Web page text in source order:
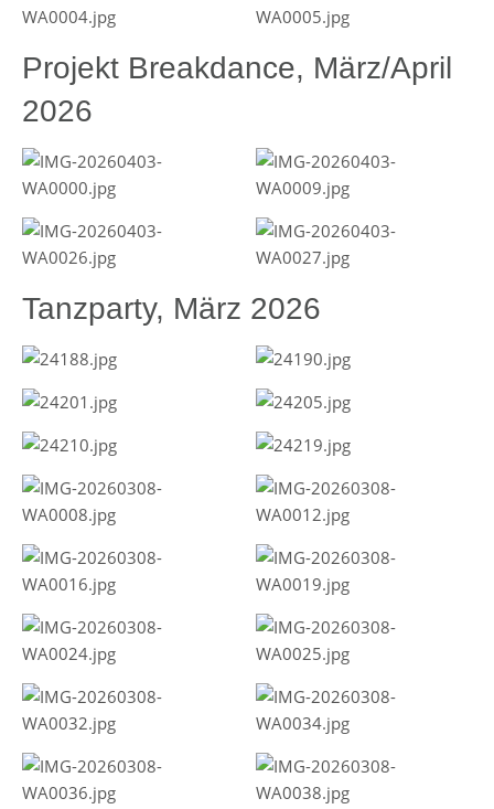
Projekt Breakdance, März/April
2026
Tanzparty, März 2026